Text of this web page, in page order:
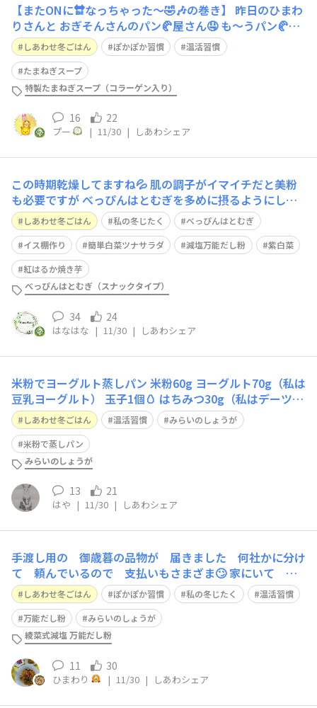
【またONに🔛なっちゃった〜🤣🎶の巻き】 昨日のひまわ
りさんと おぎそんさんのパン🥐屋さん🤤 も〜うパン🥐好
きが目にしたら ヨダレがタラ〜ン🤤 って感じでジッとし
ていられなくて😜 プーもお気に入りのパン🍞屋さんに 行
って来ちゃいました〜🤭🎶 今日は 💫鳥ごぼうパン🍞 照り
焼きチキンとごぼうサラダが
しあわせ冬ごはん ぽかぽか習慣
温活習慣
たまねぎスープ
特製たまねぎスープ（コラーゲン入り）
16 22
プー | 11/30 | しあわシェア
この時期乾燥してますね💦 肌の調子がイマイチだと美粉
も必要ですが べっぴんはとむぎを多めに摂るようにして
ます！ タマチャンを知ってからすぐに注文して感動した
べっぴんはとむぎ✨ サプリよりいい！てなりました いつ
もスナックタイプなのでスープにはそのまま、野菜サラダ
や和え物にはすりごまのように使う時は
しあわせ冬ごはん 私の冬じたく
べっぴんはとむぎ
イス棚作り
簡単白菜ツナサラダ 減塩万能だし粉
紫白菜
紅はるか焼き芋
べっぴんはとむぎ（スナックタイプ）
34 24
はなはな | 11/30 | しあわシェア
米粉でヨーグルト蒸しパン 米粉60g ヨーグルト70g（私は
豆乳ヨーグルト） 玉子1個🥚 はちみつ30g（私はデーツシ
ロップ） ベーキングパウダー4g 油5g（私はオリーブオイ
ル🫒） 混ぜて600w3分チン とってもモチモチでいい食感
です 豆乳ヨーグルトやブルーベリー🫐ジャムをかけて 頂
きました ド
しあわせ冬ごはん 温活習慣
みらいのしょうが
米粉で蒸しパン
みらいのしょうが
13 21
はや | 11/30 | しあわシェア
手渡し用の 御歳暮の品物が 届きました 何社かに分け
て 頼んでいるので 支払いもさまざま🙄 家にいて バ
ーコードを読み取っての支払いをやってみた (オホ〜
できたやん) 支出のメール📩も届いた 便利だわ〜😮 置い
てきぼりに ならないように 覚える事が いつぱあー
いだわ🥴 加藤さんのYouTu
しあわせ冬ごはん ぽかぽか習慣 私の冬じたく
温活習慣
万能だし粉
みらいのしょうが
綾菜式減塩 万能だし粉
11 30
ひまわり | 11/30 | しあわシェア